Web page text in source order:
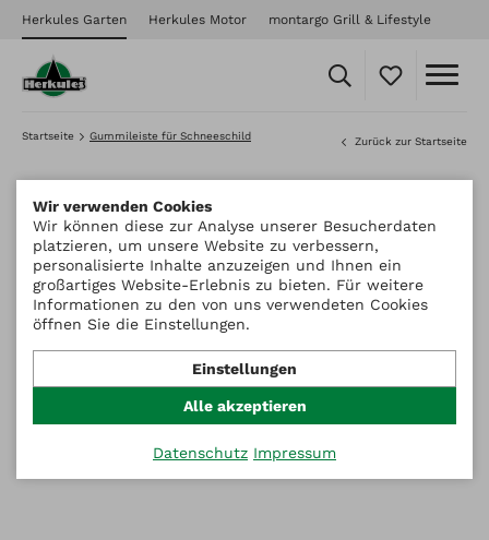
Herkules Garten Herkules Motor montargo Grill & Lifestyle
Startseite Gummileiste für Schneeschild Zurück zur Startseite
Wir verwenden Cookies
Wir können diese zur Analyse unserer Besucherdaten
platzieren, um unsere Website zu verbessern,
personalisierte Inhalte anzuzeigen und Ihnen ein
großartiges Website-Erlebnis zu bieten. Für weitere
Informationen zu den von uns verwendeten Cookies
öffnen Sie die Einstellungen.
Einstellungen
Alle akzeptieren
Datenschutz Impressum